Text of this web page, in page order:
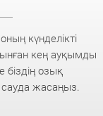
күнделікті
кең ауқымды
озық
жасаңыз.